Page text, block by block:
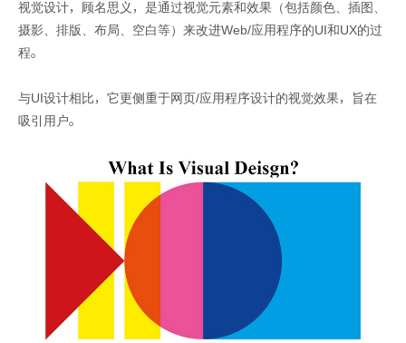
视觉设计，顾名思义，是通过视觉元素和效果（包括颜色、插图、
摄影、排版、布局、空白等）来改进Web/应用程序的UI和UX的过
程。
与UI设计相比，它更侧重于网页/应用程序设计的视觉效果，旨在
吸引用户。